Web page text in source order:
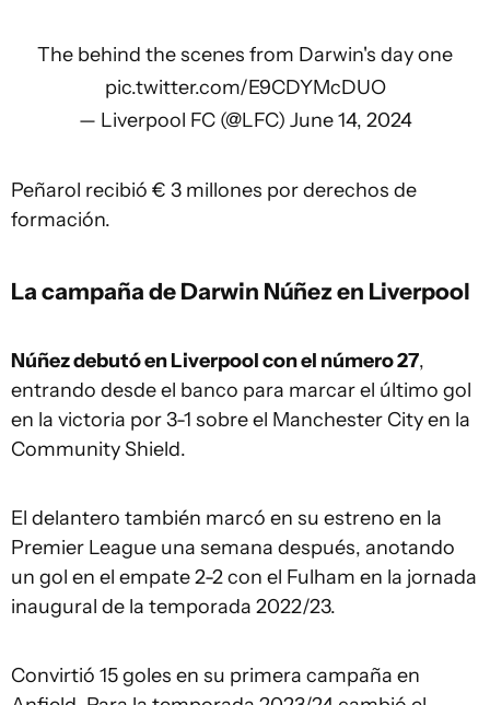
The behind the scenes from Darwin's day one
pic.twitter.com/E9CDYMcDUO
— Liverpool FC (@LFC) June 14, 2024
Peñarol recibió € 3 millones por derechos de
formación.
La campaña de Darwin Núñez en Liverpool
Núñez debutó en Liverpool con el número 27,
entrando desde el banco para marcar el último gol
en la victoria por 3-1 sobre el Manchester City en la
Community Shield.
El delantero también marcó en su estreno en la
Premier League una semana después, anotando
un gol en el empate 2-2 con el Fulham en la jornada
inaugural de la temporada 2022/23.
Convirtió 15 goles en su primera campaña en